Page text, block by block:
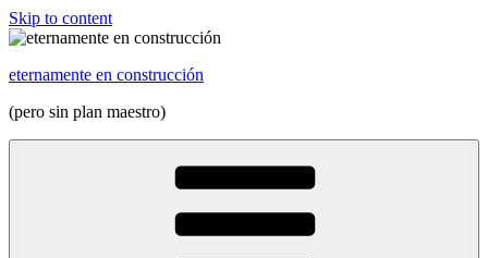
Skip to content
eternamente en construcción
(pero sin plan maestro)